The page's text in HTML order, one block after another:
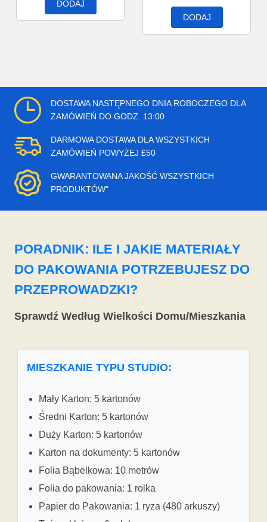
DODAJ
DODAJ
DOSTAWA NASTĘPNEGO DNIA ROBOCZEGO DLA
ZAMÓWIEŃ DO GODZ. 13:00
DARMOWA DOSTAWA DLA WSZYSTKICH
ZAMÓWIEŃ POWYŻEJ £50
GWARANTOWANA JAKOŚĆ WSZYSTKICH
PRODUKTÓW"
PORADNIK: ILE I JAKIE MATERIAŁY
DO PAKOWANIA POTRZEBUJESZ DO
PRZEPROWADZKI?
Sprawdź Według Wielkości Domu/Mieszkania
MIESZKANIE TYPU STUDIO:
Mały Karton: 5 kartonów
Średni Karton: 5 kartonów
Duży Karton: 5 kartonów
Karton na dokumenty: 5 kartonów
Folia Bąbelkowa: 10 metrów
Folia do pakowania: 1 rolka
Papier do Pakowania: 1 ryza (480 arkuszy)